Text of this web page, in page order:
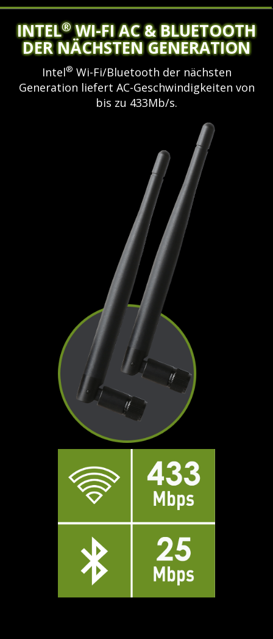
INTEL®WI-FI AC & BLUETOOTH
DER NÄCHSTEN GENERATION
Intel® Wi-Fi/Bluetooth der nächsten
Generation liefert AC-Geschwindigkeiten von
bis zu 433Mb/s.